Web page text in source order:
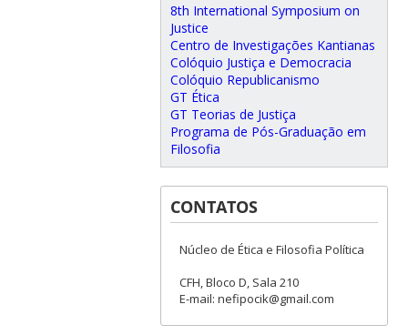
8th International Symposium on
Justice
Centro de Investigações Kantianas
Colóquio Justiça e Democracia
Colóquio Republicanismo
GT Ética
GT Teorias de Justiça
Programa de Pós-Graduação em
Filosofia
CONTATOS
Núcleo de Ética e Filosofia Política
CFH, Bloco D, Sala 210
E-mail: nefipocik@gmail.com